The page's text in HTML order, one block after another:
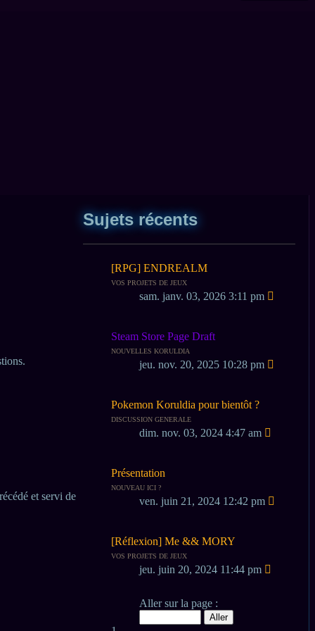
Sujets récents
[RPG] ENDREALM
VOS PROJETS DE JEUX
sam. janv. 03, 2026 3:11 pm
Steam Store Page Draft
NOUVELLES KORULDIA
jeu. nov. 20, 2025 10:28 pm
Pokemon Koruldia pour bientôt ?
DISCUSSION GENERALE
dim. nov. 03, 2024 4:47 am
Présentation
NOUVEAU ICI ?
ven. juin 21, 2024 12:42 pm
[Réflexion] Me && MORY
VOS PROJETS DE JEUX
jeu. juin 20, 2024 11:44 pm
sur
Aller sur la page :
et servi de